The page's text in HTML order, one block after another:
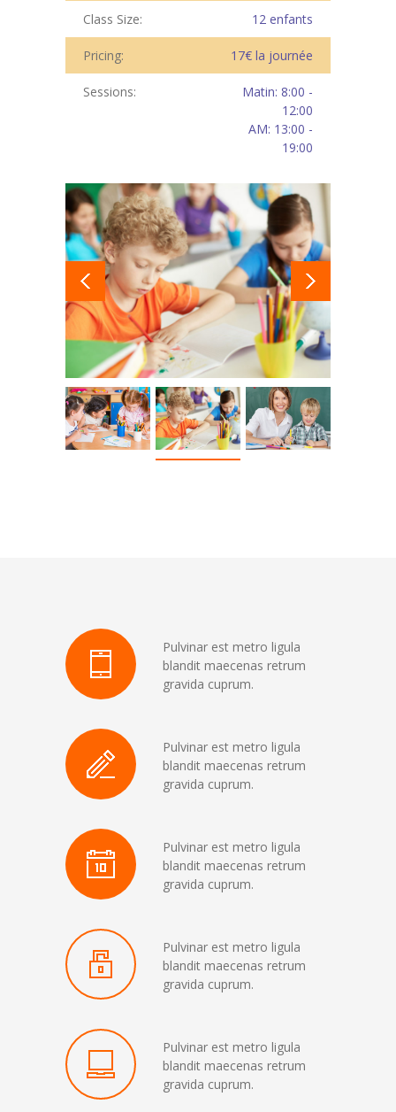
Class Size: 12 enfants
Pricing: 17€ la journée
Sessions:
Matin: 8:00 -
12:00
AM: 13:00 -
19:00
Pulvinar est metro ligula
blandit maecenas retrum
gravida cuprum.
Pulvinar est metro ligula
blandit maecenas retrum
gravida cuprum.
Pulvinar est metro ligula
blandit maecenas retrum
gravida cuprum.
Pulvinar est metro ligula
blandit maecenas retrum
gravida cuprum.
Pulvinar est metro ligula
blandit maecenas retrum
gravida cuprum.